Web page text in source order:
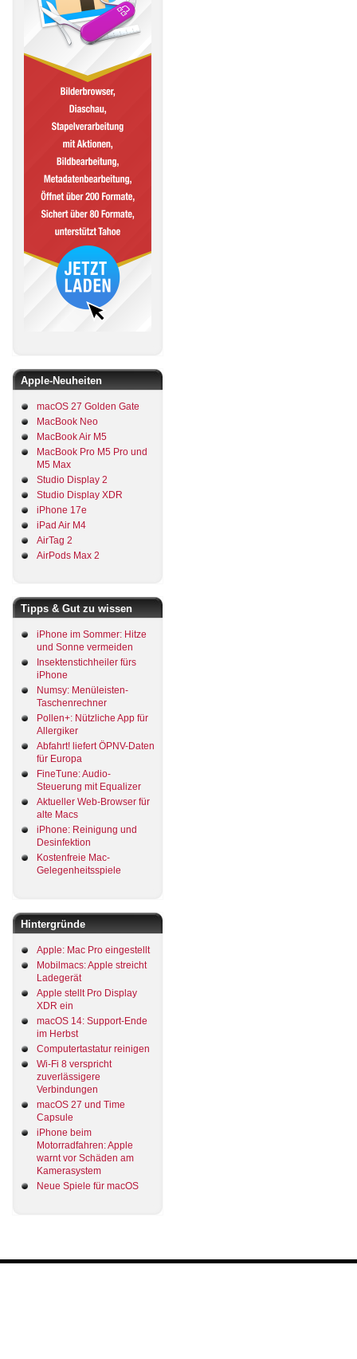
Apple-Neuheiten
macOS 27 Golden Gate
MacBook Neo
MacBook Air M5
MacBook Pro M5 Pro und
M5 Max
Studio Display 2
Studio Display XDR
iPhone 17e
iPad Air M4
AirTag 2
AirPods Max 2
Tipps & Gut zu wissen
iPhone im Sommer: Hitze
und Sonne vermeiden
Insektenstichheiler fürs
iPhone
Numsy: Menüleisten-
Taschenrechner
Pollen+: Nützliche App für
Allergiker
Abfahrt! liefert ÖPNV-Daten
für Europa
FineTune: Audio-
Steuerung mit Equalizer
Aktueller Web-Browser für
alte Macs
iPhone: Reinigung und
Desinfektion
Kostenfreie Mac-
Gelegenheitsspiele
Hintergründe
Apple: Mac Pro eingestellt
Mobilmacs: Apple streicht
Ladegerät
Apple stellt Pro Display
XDR ein
macOS 14: Support-Ende
im Herbst
Computertastatur reinigen
Wi-Fi 8 verspricht
zuverlässigere
Verbindungen
macOS 27 und Time
Capsule
iPhone beim
Motorradfahren: Apple
warnt vor Schäden am
Kamerasystem
Neue Spiele für macOS